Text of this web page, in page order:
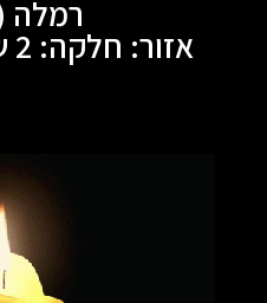
רמלה
אזור: חלקה: 2 שורה: 2 קבר : 2